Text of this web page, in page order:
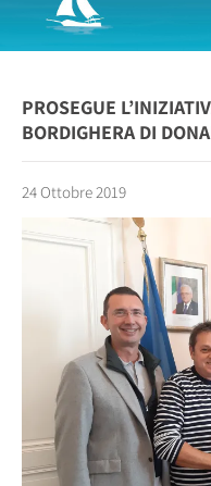
PROSEGUE
BORDIGHERA DI
24 Ottobre 2019